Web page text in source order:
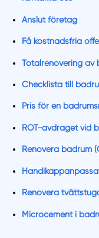
Anslut företag
Få kostnadsfria
Totalrenovering av
Checklista till
Pris för en
ROT-avdraget vid
Renovera badrum
Renovera
Microcement i